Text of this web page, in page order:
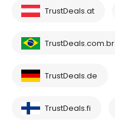
TrustDeals.at
TrustDeals.com.br
TrustDeals.de
TrustDeals.fi